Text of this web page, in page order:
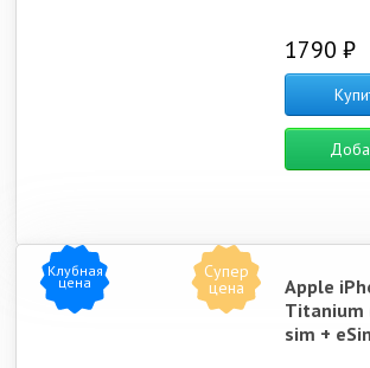
1790 ₽
Супер
цена
Клубная
цена
Apple
Titanium
sim +